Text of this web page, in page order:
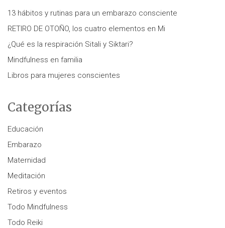
13 hábitos y rutinas para un embarazo consciente
RETIRO DE OTOÑO, los cuatro elementos en Mi
¿Qué es la respiración Sitali y Siktari?
Mindfulness en familia
Libros para mujeres conscientes
Categorías
Educación
Embarazo
Maternidad
Meditación
Retiros y eventos
Todo Mindfulness
Todo Reiki